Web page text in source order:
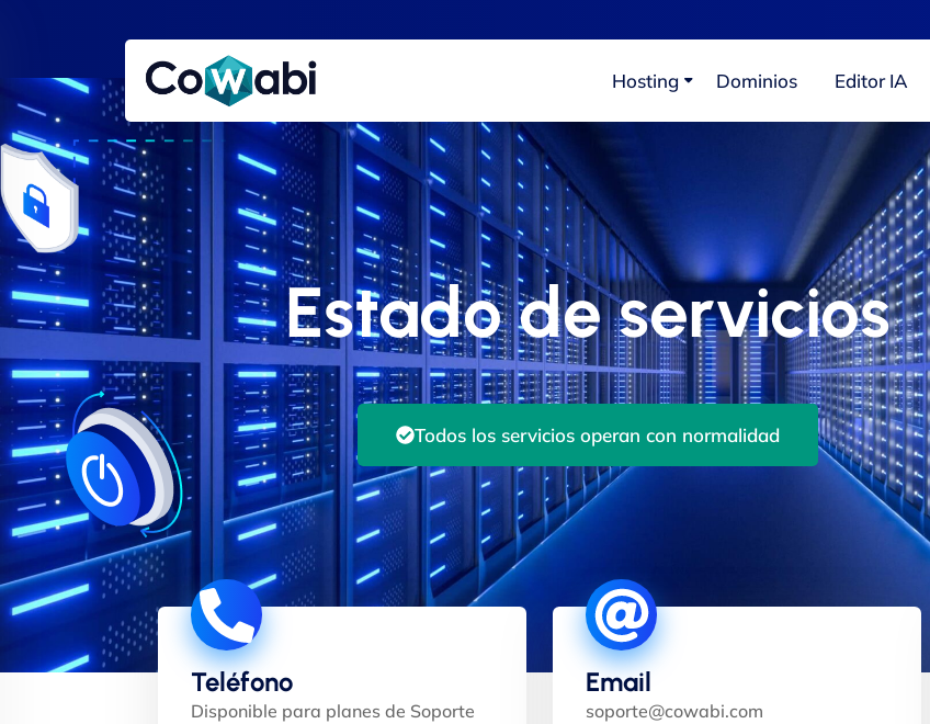
Hosting Dominios Editor IA
Estado de servicios
Todos los servicios operan con normalidad
Teléfono
Disponible para planes de Soporte
Email
soporte@cowabi.com